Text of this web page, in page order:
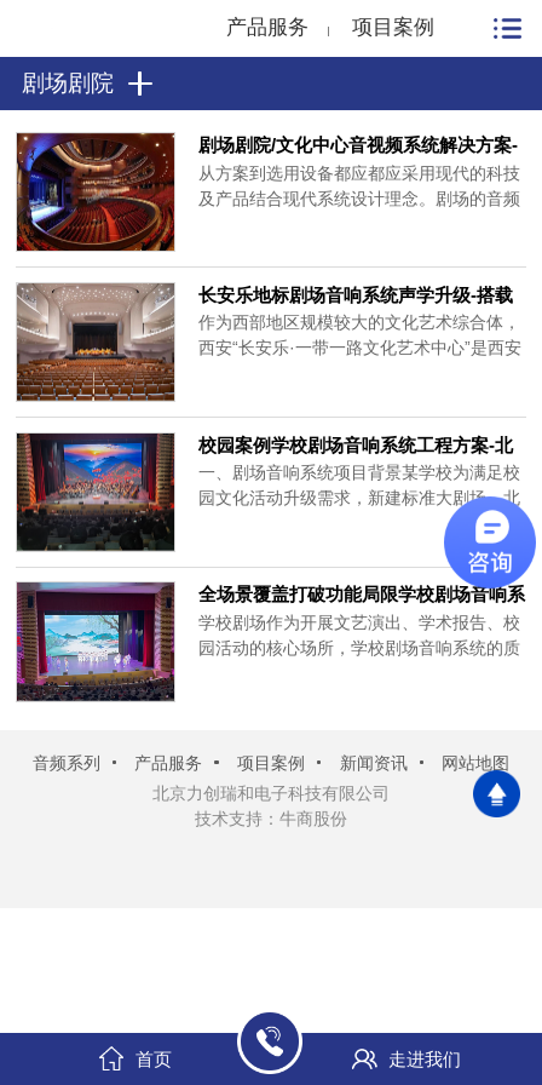
产品服务 项目案例
剧场剧院
剧场剧院/文化中心音视频系统解决方案-
北京力创瑞和
从方案到选用设备都应都应采用现代的科技
及产品结合现代系统设计理念。剧场的音频
统对各种需求各异的文艺表演形式具有适应
能力及调度能力。选用世界知名品牌产品，
以保证硬件的优质可靠稳定。
长安乐地标剧场音响系统声学升级-搭载
Meyer Sound音响打造沉浸式演出新体
验
作为西部地区规模较大的文化艺术综合体，
西安“长安乐·一带一路文化艺术中心”是西安
MeyerSoud服务商的优质参考案例，也彰显
了大型剧场音响系统的专业配置标准。长安
乐由五大主体建筑构成，对应传统五声音调
得名，其中可容纳2049座的歌......
校园案例学校剧场音响系统工程方案-北
京力创瑞和
一、剧场音响系统项目背景某学校为满足校
园文化活动升级需求，新建标准大剧场，北
京力创瑞和为其搭建剧场音响系统解决方
案，实现文艺汇演、学术报告、话剧演出、
公开课等多元场景。以专业声学技术，为学
校标准大剧场赋能一流听觉效果与活动保
障。二、剧场音响系统核心需求场景适配：
剧场音响系统可灵活满足报告、会议......
全场景覆盖打破功能局限学校剧场音响系
统解决方案-北京力创瑞和
学校剧场作为开展文艺演出、学术报告、校
园活动的核心场所，学校剧场音响系统的质
配日常教学活动与校园庆典需求，让师生轻
松享受优质听觉体验。一、学校......
音频系列 产品服务 项目案例 新闻资讯
网站地图
北京力创瑞和电子科技有限公司
技术支持：牛商股份
首页 走进我们